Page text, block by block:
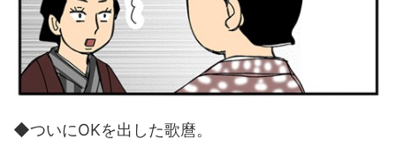
◆ついにOKを出した歌麿。